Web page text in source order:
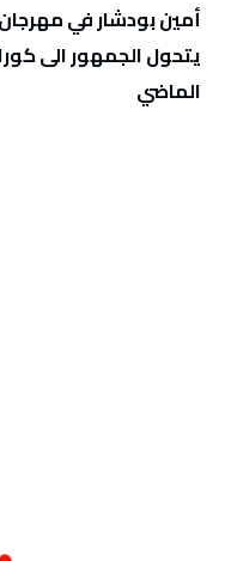
يتحول الجمهور الى
الماضي